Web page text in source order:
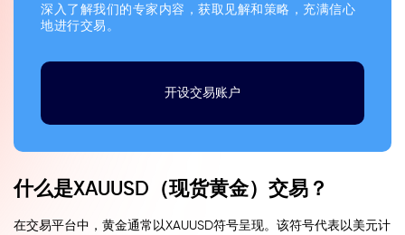
深入了解我们的专家内容，获取见解和策略，充满信心
地进行交易。
开设交易账户
什么是XAUUSD（现货黄金）交易？
在交易平台中，黄金通常以XAUUSD符号呈现。该符号代表以美元计